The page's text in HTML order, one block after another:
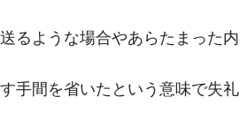
るような場合やあらたまった
手間を省いたという意味で失礼